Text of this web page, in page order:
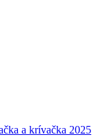
a krívačka 2025